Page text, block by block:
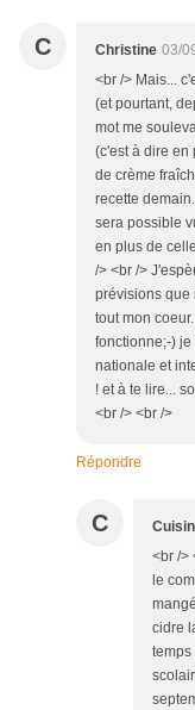
C Christine 03/
<br /> Mais...
(et pourtant,
mot me
(c'est à dire en
de crème
recette
sera possible
en plus de
/> <br />
prévisions que
tout mon
fonctionne;-)
nationale et
! et à te lire...
<br /> <br />
Répondre
C
<br />
le
cidre
temps